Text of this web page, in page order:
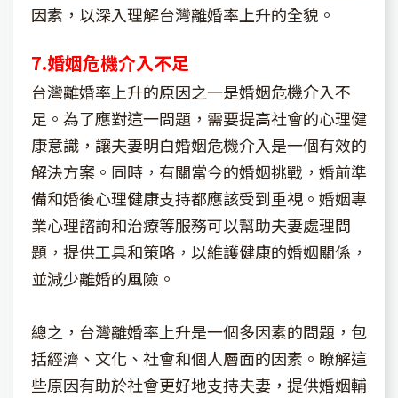
因素，以深入理解台灣離婚率上升的全貌。
7.婚姻危機介入不足
台灣離婚率上升的原因之一是婚姻危機介入不
足。為了應對這一問題，需要提高社會的心理健
康意識，讓夫妻明白婚姻危機介入是一個有效的
解決方案。同時，有關當今的婚姻挑戰，婚前準
備和婚後心理健康支持都應該受到重視。婚姻專
業心理諮詢和治療等服務可以幫助夫妻處理問
題，提供工具和策略，以維護健康的婚姻關係，
並減少離婚的風險。
總之，台灣離婚率上升是一個多因素的問題，包
括經濟、文化、社會和個人層面的因素。瞭解這
些原因有助於社會更好地支持夫妻，提供婚姻輔